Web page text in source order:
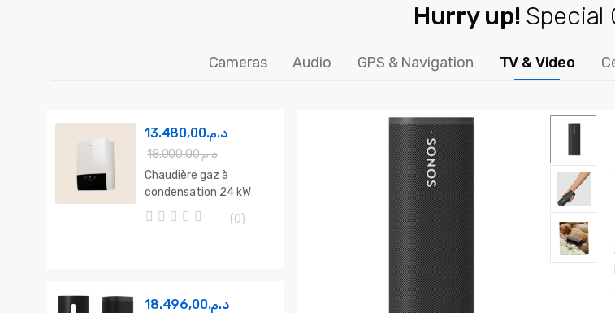
Hurry up! Special
Cameras Audio GPS & Navigation TV & Video
د.م.13.480,00
د.م.18.000,00
Chaudière gaz à
condensation 24 kW
Daikin Altherma
D2CND024A1AB Maroc
f
(0)
د.م.18.496,00